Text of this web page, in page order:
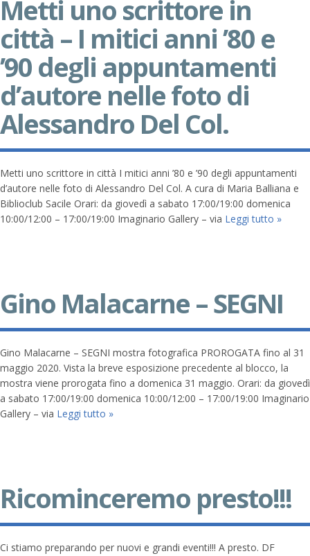
Metti uno scrittore in
città – I mitici anni ’80 e
’90 degli appuntamenti
d’autore nelle foto di
Alessandro Del Col.
Metti uno scrittore in città I mitici anni ’80 e ’90 degli appuntamenti
d’autore nelle foto di Alessandro Del Col. A cura di Maria Balliana e
Biblioclub Sacile Orari: da giovedì a sabato 17:00/19:00 domenica
10:00/12:00 – 17:00/19:00 Imaginario Gallery – via Leggi tutto »
Gino Malacarne – SEGNI
Gino Malacarne – SEGNI mostra fotografica PROROGATA fino al 31
maggio 2020. Vista la breve esposizione precedente al blocco, la
mostra viene prorogata fino a domenica 31 maggio. Orari: da giovedì
a sabato 17:00/19:00 domenica 10:00/12:00 – 17:00/19:00 Imaginario
Gallery – via Leggi tutto »
Ricominceremo presto!!!
Ci stiamo preparando per nuovi e grandi eventi!!! A presto. DF